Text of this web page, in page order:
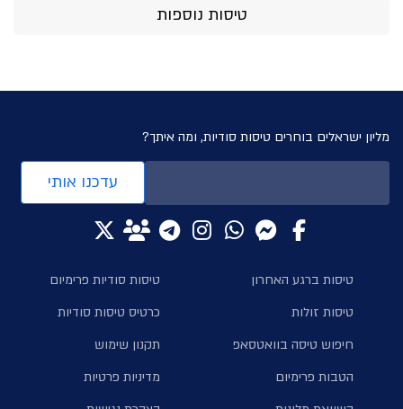
טיסות נוספות
טיסות ברגע האחרון
טיסות זולות
חיפוש טיסה בוואטסאפ
הטבות פרימיום
טיסות סודיות פרימיום
כרטיס טיסות סודיות
תקנון שימוש
מדיניות פרטיות
מליון ישראלים בוחרים טיסות סודיות, ומה איתך?
עדכנו אותי